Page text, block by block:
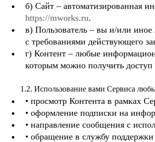
б) Сайт – автоматизированная
https://mworks.ru.
в) Пользователь – вы и/или иное
с требованиями действующего
г) Контент – любые
которым можно получить доступ
• просмотр Контента в рамках
• оформление подписки на
• направление сообщения с
• обращение в службу